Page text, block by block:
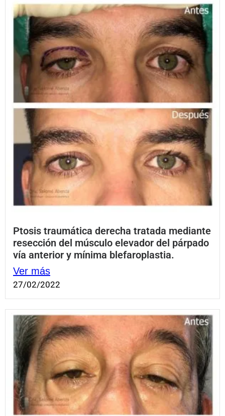
Ptosis traumática derecha tratada mediante
resección del músculo elevador del párpado
vía anterior y mínima blefaroplastia.
Ver más
27/02/2022